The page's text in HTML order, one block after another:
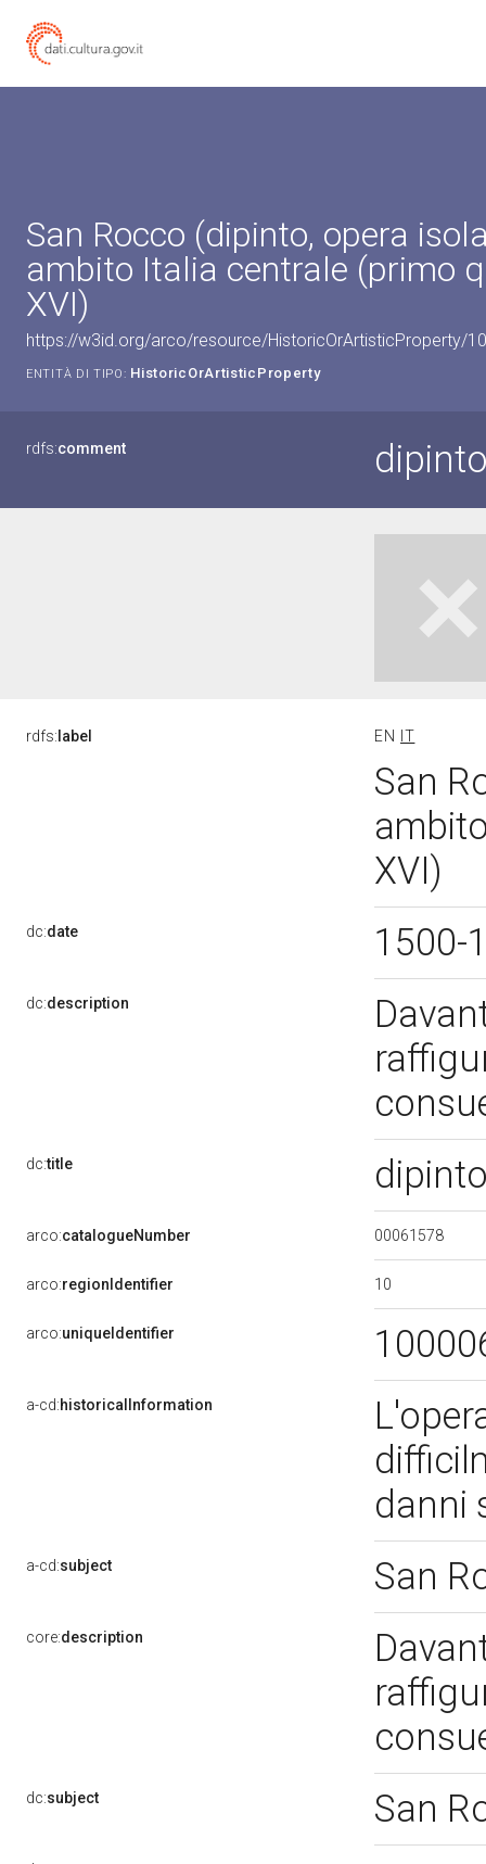
San Rocco (dipinto, opera
ambito Italia centrale (primo
XVI)
https://w3id.org/arco/resource/HistoricOrArtisticProperty/
ENTITÀ DI TIPO: HistoricOrArtisticProperty
rdfs:comment
rdfs: label EN IT
San
XVI)
dc:date 1500-
dc:description
dc:title
arco:catalogueNumber 00061578
arco:regionIdentifier 10
arco:uniqueIdentifier
a-cd:historicalInformation
danni
a-cd:subject San
core:description
dc:subject San